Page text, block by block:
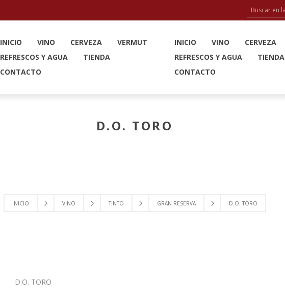
INICIO VINO CERVEZA
VERMUT
REFRESCOS Y AGUA
TIENDA
CONTACTO
INICIO VINO CERVEZA
REFRESCOS Y AGUA
TIENDA
CONTACTO
INICIO VINO TINTO GRAN RESERVA D.O. TORO
D.O. TORO
D.O. TORO